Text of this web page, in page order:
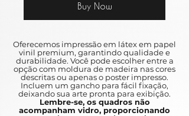
Buy Now
Oferecemos impressão em látex em papel
vinil premium, garantindo qualidade e
durabilidade. Você pode escolher entre a
opção com moldura de madeira nas cores
descritas ou apenas o poster impresso.
Incluem um gancho para fácil fixação,
deixando sua arte pronta para exibição.
Lembre-se, os quadros não
acompanham vidro, proporcionando